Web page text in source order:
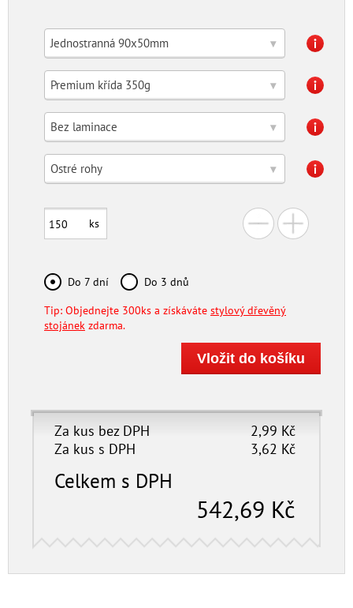
Jednostranná 90x50mm ▾
Premium křída 350g ▾
Bez laminace ▾
Ostré rohy ▾
ks
Do 7 dní
Do 3 dnů
Tip: Objednejte 300ks a získáváte stylový dřevěný
stojánek zdarma.
Za kus bez DPH 2,99 Kč
Za kus s DPH
3,62 Kč
Celkem s DPH
542,69 Kč